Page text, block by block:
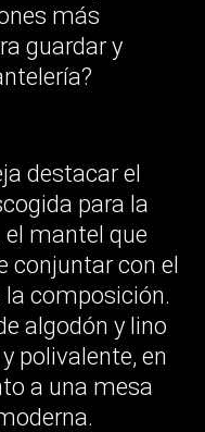
más
guardar y
destacar el
para la
mantel que
conjuntar con el
la composición.
algodón y lino
polivalente, en
a una mesa